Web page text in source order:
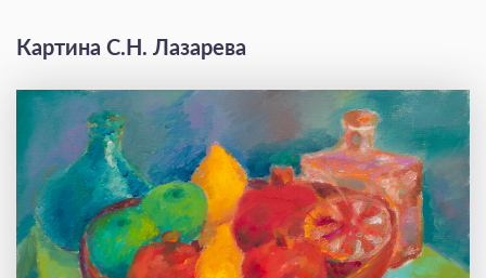
Картина С.Н. Лазарева